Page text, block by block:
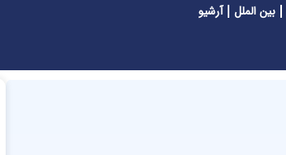
بین الملل آرشیو